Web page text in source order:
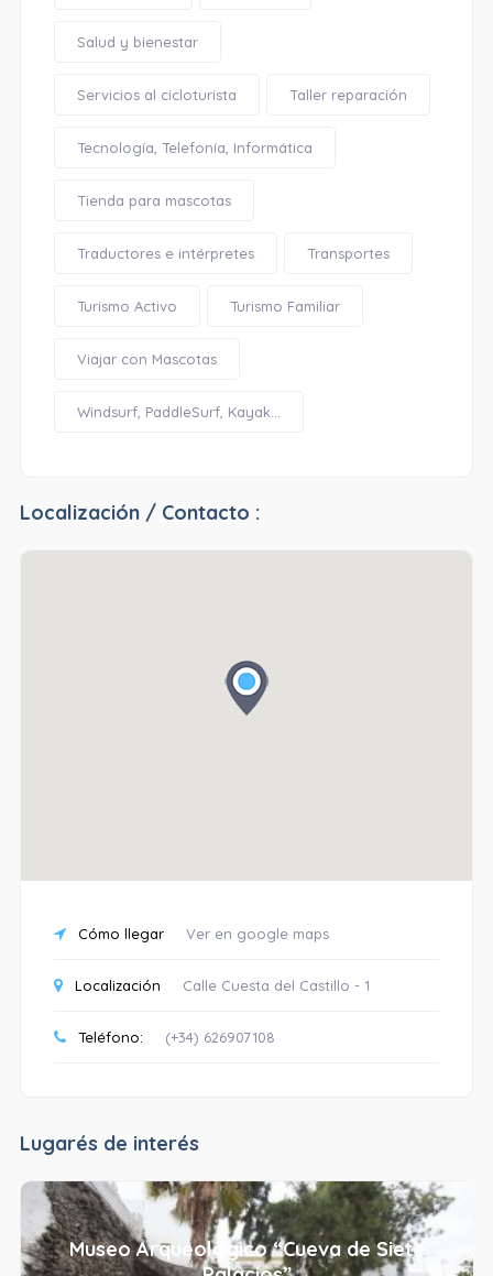
Salud y bienestar
Servicios al cicloturista Taller reparación
Tecnología, Telefonía, Informática
Tienda para mascotas
Traductores e intérpretes Transportes
Turismo Activo Turismo Familiar
Viajar con Mascotas
Windsurf, PaddleSurf, Kayak...
Localización / Contacto :
Cómo llegar Ver en google maps
Localización Calle Cuesta del Castillo - 1
Teléfono: (+34) 626907108
Lugarés de interés
Museo Arqueológico “Cueva de Siete